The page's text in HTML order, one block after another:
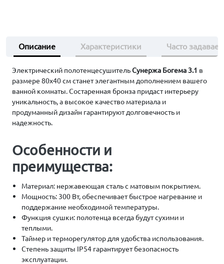
Описание Характеристики Часто
Электрический полотенцесушительСунержа Богема 3.1 в
размере 80х40 см станет элегантным дополнением вашего
ванной комнаты. Состаренная бронза придаст интерьеру
уникальность, а высокое качество материала и
продуманный дизайн гарантируют долговечность и
надежность.
Особенности и
преимущества:
Материал: нержавеющая сталь с матовым покрытием.
Мощность: 300 Вт, обеспечивает быстрое нагревание и
поддержание необходимой температуры.
Функция сушки: полотенца всегда будут сухими и
теплыми.
Таймер и терморегулятор для удобства использования.
Степень защиты IP54 гарантирует безопасность
эксплуатации.